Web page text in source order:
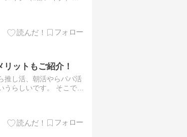
ットもご紹介！
推し活、朝活やらパパ活
らしいです。 そこで、